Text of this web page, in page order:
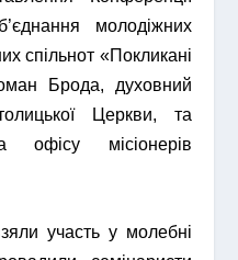
молодіжних
спільнот «Покликані
Брода, духовний
Церкви, та
місіонерів
участь у молебні